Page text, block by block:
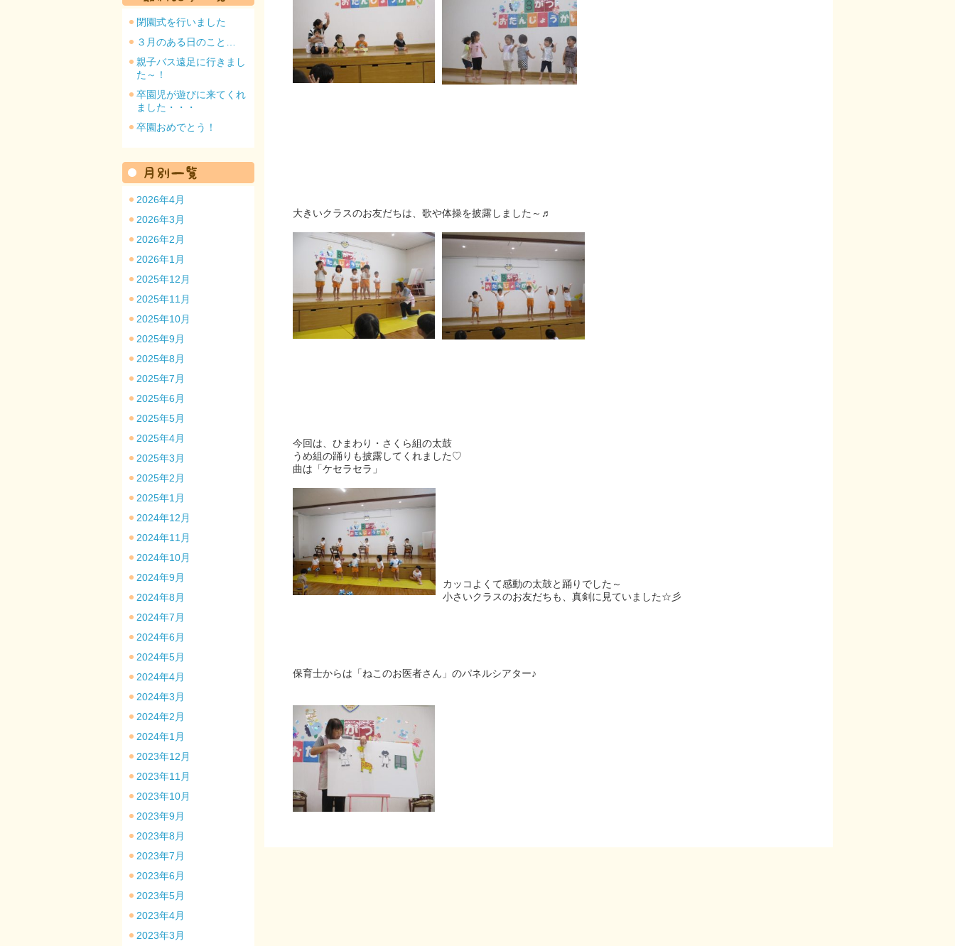
大きいクラスのお友だちは、歌や体操を披露しました～♬
今回は、ひまわり・さくら組の太鼓
うめ組の踊りも披露してくれました♡
曲は「ケセラセラ」
カッコよくて感動の太鼓と踊りでした～
小さいクラスのお友だちも、真剣に見ていました☆彡
保育士からは「ねこのお医者さん」のパネルシアター♪
園のトップ
閉園式を行いました
３月のある日のこと…
親子バス遠足に行きまし
た～！
卒園児が遊びに来てくれ
ました・・・
卒園おめでとう！
2026年4月
2026年3月
2026年2月
2026年1月
2025年12月
2025年11月
2025年10月
2025年9月
2025年8月
2025年7月
2025年6月
2025年5月
2025年4月
2025年3月
2025年2月
2025年1月
2024年12月
2024年11月
2024年10月
2024年9月
2024年8月
2024年7月
2024年6月
2024年5月
2024年4月
2024年3月
2024年2月
2024年1月
2023年12月
2023年11月
2023年10月
2023年9月
2023年8月
2023年7月
2023年6月
2023年5月
2023年4月
2023年3月